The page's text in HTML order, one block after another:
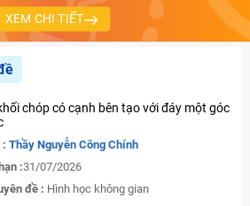
XEM CHI TIẾT
chóp có cạnh bên tạo với đáy một góc
: Thầy Nguyễn Công Chính
:31/07/2026
đề : Hình học không gian